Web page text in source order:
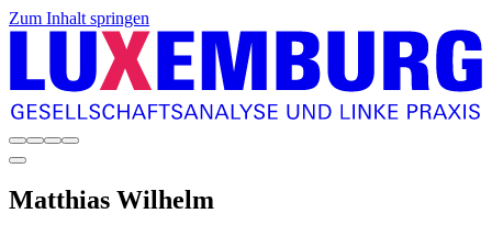
Zum Inhalt springen
Matthias Wilhelm